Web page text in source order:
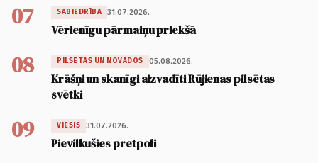
07 SABIEDRĪBA 31.07.2026.
Vērienīgu pārmaiņu priekšā
08 PILSĒTĀS UN NOVADOS 05.08.2026.
Krāšņi un skanīgi aizvadīti Rūjienas pilsētas
svētki
09 VIESIS 31.07.2026.
Pievilkušies pretpoli